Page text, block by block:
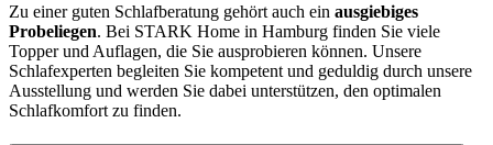
Zu einer guten Schlafberatung gehört auch ein ausgiebiges
Probeliegen. Bei STARK Home in Hamburg finden Sie viele
Topper und Auflagen, die Sie ausprobieren können. Unsere
Schlafexperten begleiten Sie kompetent und geduldig durch unsere
Ausstellung und werden Sie dabei unterstützen, den optimalen
Schlafkomfort zu finden.